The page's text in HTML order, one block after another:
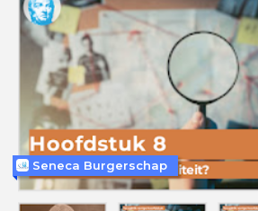
Seneca Burgerschap